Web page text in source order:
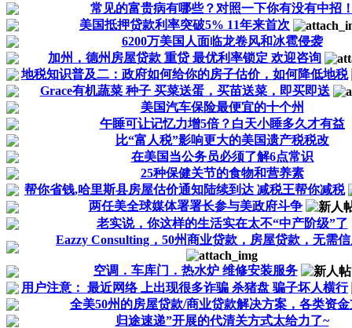
常见的富贵病有哪些？对照一下你有没有中招
美国抵押贷款利率突破5% 11年来首次
6200万美国人面临龙卷风和冰雹侵袭
加州，德州房屋贷款 重贷 最优利率锁定 欢迎咨询
地税知识普及二：政府如何给你的房子估价，如何降低地税
Grace有机蔬菜 种子 买菜送蛋，买苗送菜，即买即送
美国汽车保险最便宜的十个州
午睡可让记忆力增5倍？白天小睡多久才有益
比“富人税”影响更大的美国遗产税税改
在美国当公务员必须了解6点常识
25种保健关节的食物和营养素
帮你省钱,哈里斯县房屋估价通知陆续到达 减税王帮你减税
两任美全球媒体署署长参与美政府斗争
老实说，你这样的生活实在太不“中产阶级”了
Eazzy Consulting，50州商业贷款，房屋贷款，无需
空调．车库门．热水炉 维修安装服务
用户注意： 最近网络 上出现很多诈骗 杀猪盘 骗子坏人横行
全美50州的房屋贷款/商业贷款解决方案，各类资金
归途速递”开展的代清关方式太给力了~